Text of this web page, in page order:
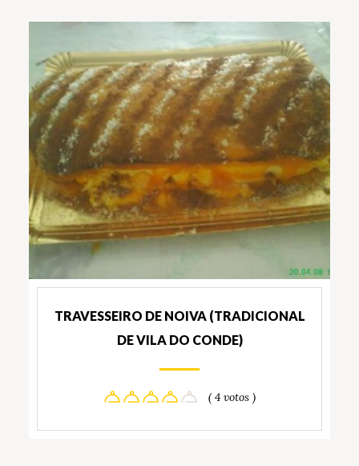
TRAVESSEIRO DE NOIVA (TRADICIONAL
DE VILA DO CONDE)
( 4 votos )